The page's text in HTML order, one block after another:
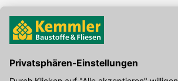
Hier gibt's die kostenlose App